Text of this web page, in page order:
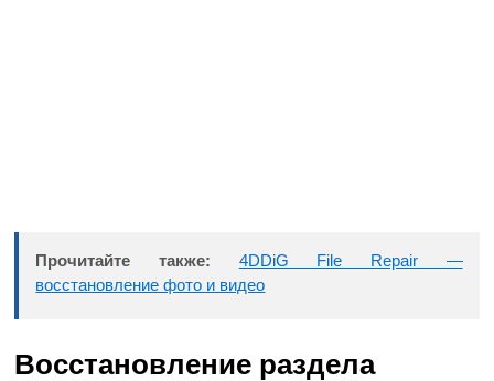
Прочитайте также:
4DDiG File Repair —
восстановление фото и видео
Восстановление раздела